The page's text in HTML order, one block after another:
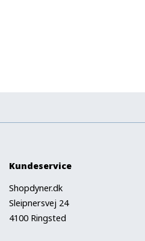
Kundeservice
Shopdyner.dk
Sleipnersvej 24
4100 Ringsted